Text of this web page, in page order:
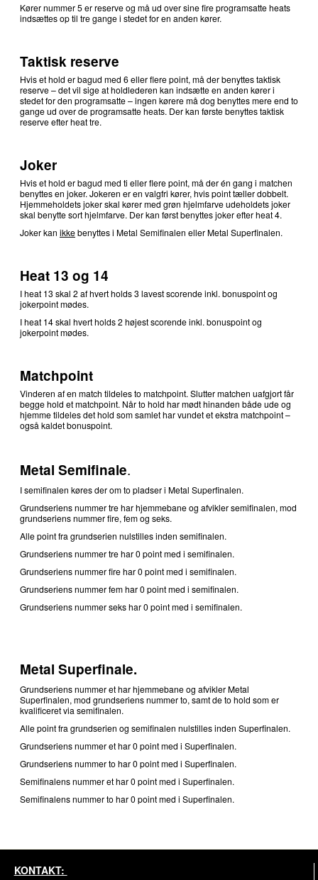
Kører nummer 5 er reserve og må ud over sine fire programsatte heats
indsættes op til tre gange i stedet for en anden kører.
Taktisk reserve
Hvis et hold er bagud med 6 eller flere point, må der benyttes taktisk
reserve – det vil sige at holdlederen kan indsætte en anden kører i
stedet for den programsatte – ingen kørere må dog benyttes mere end to
gange ud over de programsatte heats. Der kan første benyttes taktisk
reserve efter heat tre.
Joker
Hvis et hold er bagud med ti eller flere point, må der én gang i matchen
benyttes en joker. Jokeren er en valgfri kører, hvis point tæller dobbelt.
Hjemmeholdets joker skal kører med grøn hjelmfarve udeholdets joker
skal benytte sort hjelmfarve. Der kan først benyttes joker efter heat 4.
Joker kan ikkebenyttes i Metal Semifinalen eller Metal Superfinalen.
Heat 13 og 14
I heat 13 skal 2 af hvert holds 3 lavest scorende inkl. bonuspoint og
jokerpoint mødes.
I heat 14 skal hvert holds 2 højest scorende inkl. bonuspoint og
jokerpoint mødes.
Matchpoint
Vinderen af en match tildeles to matchpoint. Slutter matchen uafgjort får
begge hold et matchpoint. Når to hold har mødt hinanden både ude og
hjemme tildeles det hold som samlet har vundet et ekstra matchpoint –
også kaldet bonuspoint.
Metal Semifinale.
I semifinalen køres der om to pladser i Metal Superfinalen.
Grundseriens nummer tre har hjemmebane og afvikler semifinalen, mod
grundseriens nummer fire, fem og seks.
Alle point fra grundserien nulstilles inden semifinalen.
Grundseriens nummer tre har 0 point med i semifinalen.
Grundseriens nummer fire har 0 point med i semifinalen.
Grundseriens nummer fem har 0 point med i semifinalen.
Grundseriens nummer seks har 0 point med i semifinalen.
Metal Superfinale.
Grundseriens nummer et har hjemmebane og afvikler Metal
Superfinalen, mod grundseriens nummer to, samt de to hold som er
kvalificeret via semifinalen.
Alle point fra grundserien og semifinalen nulstilles inden Superfinalen.
Grundseriens nummer et har 0 point med i Superfinalen.
Grundseriens nummer to har 0 point med i Superfinalen.
Semifinalens nummer et har 0 point med i Superfinalen.
Semifinalens nummer to har 0 point med i Superfinalen.
KONTAKT: